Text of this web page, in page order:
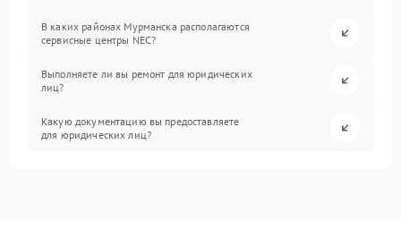
В каких районах Мурманска располагаются
сервисные центры NEC?
Выполняете ли вы ремонт для юридических
лиц?
Какую документацию вы предоставляете
для юридических лиц?